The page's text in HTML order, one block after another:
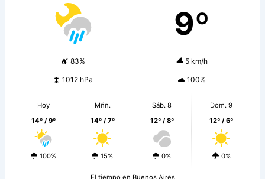
9º
83% 5 km/h
1012 hPa 100%
Hoy
14º / 9º
100%
Mñn.
14º / 7º
15%
Sáb. 8
12º / 8º
0%
Dom. 9
12º / 6º
0%